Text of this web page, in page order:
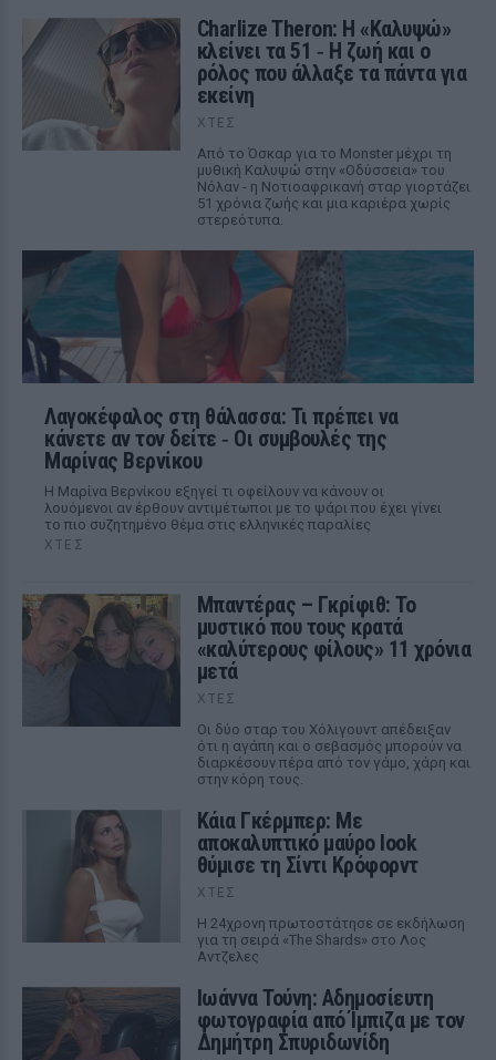
Charlize Theron: Η «Καλυψώ»
κλείνει τα 51 ‑ H ζωή και ο
ρόλος που άλλαξε τα πάντα για
εκείνη
ΧΤΕΣ
Από το Όσκαρ για το Monster μέχρι τη
μυθική Καλυψώ στην «Οδύσσεια» του
Νόλαν - η Νοτιοαφρικανή σταρ γιορτάζει
51 χρόνια ζωής και μια καριέρα χωρίς
στερεότυπα.
Λαγοκέφαλος στη θάλασσα: Τι πρέπει να
κάνετε αν τον δείτε ‑ Οι συμβουλές της
Μαρίνας Βερνίκου
Η Μαρίνα Βερνίκου εξηγεί τι οφείλουν να κάνουν οι
λουόμενοι αν έρθουν αντιμέτωποι με το ψάρι που έχει γίνει
το πιο συζητημένο θέμα στις ελληνικές παραλίες
ΧΤΕΣ
Μπαντέρας – Γκρίφιθ: Το
μυστικό που τους κρατά
«καλύτερους φίλους» 11 χρόνια
μετά
ΧΤΕΣ
Οι δύο σταρ του Χόλιγουντ απέδειξαν
ότι η αγάπη και ο σεβασμός μπορούν να
διαρκέσουν πέρα από τον γάμο, χάρη και
στην κόρη τους.
Κάια Γκέρμπερ: Με
αποκαλυπτικό μαύρο look
θύμισε τη Σίντι Κρόφορντ
ΧΤΕΣ
Η 24χρονη πρωτοστάτησε σε εκδήλωση
για τη σειρά «The Shards» στο Λος
Αντζελες
Ιωάννα Τούνη: Αδημοσίευτη
φωτογραφία από Ίμπιζα με τον
Δημήτρη Σπυριδωνίδη